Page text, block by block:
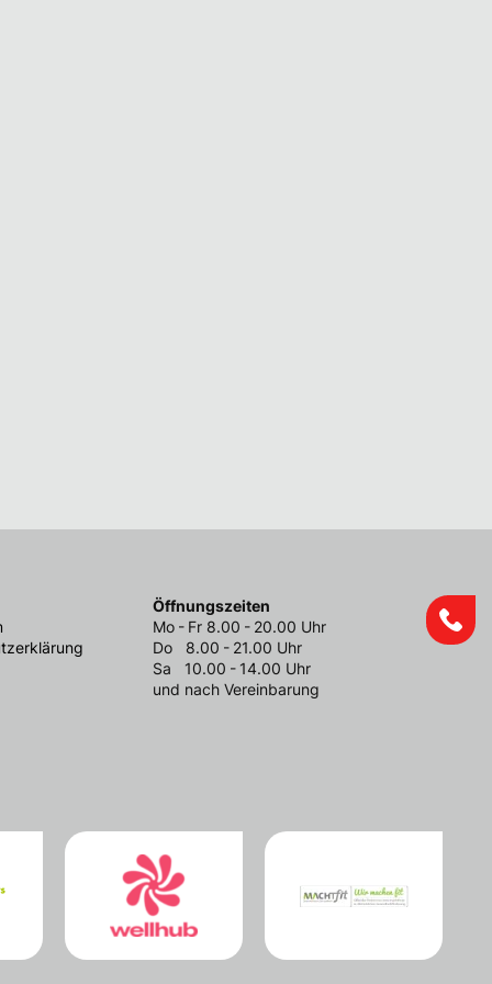
Öffnungszeiten
Mo - Fr 8.00 - 20.00 Uhr
Do 8.00 - 21.00 Uhr
Sa 10.00 - 14.00 Uhr
und nach Vereinbarung